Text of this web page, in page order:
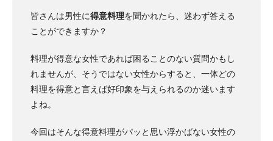
皆さんは男性に得意料理を聞かれたら、迷わず答える
ことができますか？
料理が得意な女性であれば困ることのない質問かもし
れませんが、そうではない女性からすると、一体どの
料理を得意と言えば好印象を与えられるのか迷います
よね。
今回はそんな得意料理がパッと思い浮かばない女性の